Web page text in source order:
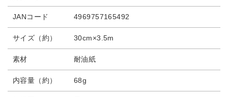
JANコード 4969757165492
サイズ（約） 30cm×3.5m
素材 耐油紙
内容量（約） 68g